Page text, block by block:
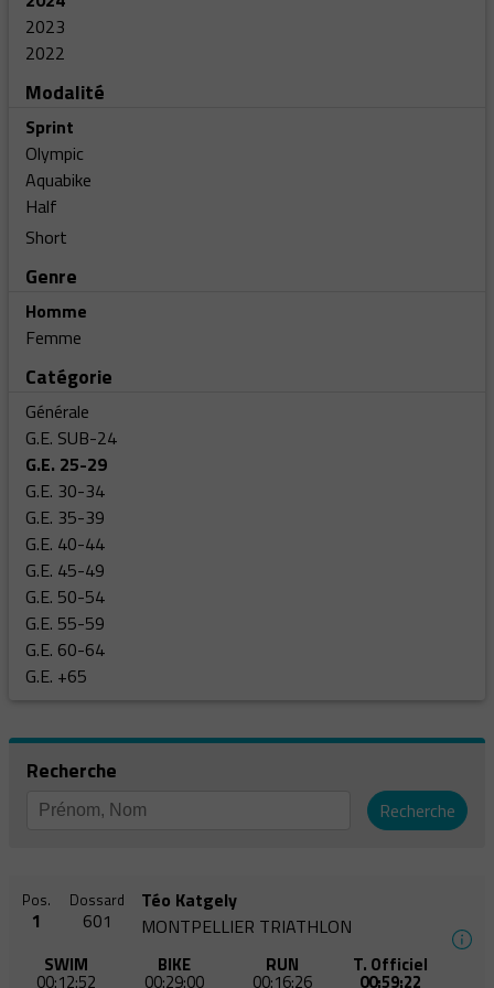
2023
2022
Modalité
Sprint
Olympic
Aquabike
Half
Short
Genre
Homme
Femme
Catégorie
Générale
G.E. SUB-24
G.E. 25-29
G.E. 30-34
G.E. 35-39
G.E. 40-44
G.E. 45-49
G.E. 50-54
G.E. 55-59
G.E. 60-64
G.E. +65
Recherche
Recherche
Pos.
1
Dossard
601
Téo Katgely
MONTPELLIER TRIATHLON
SWIM
00:12:52
BIKE
00:29:00
RUN
00:16:26
T. Officiel
00:59:22